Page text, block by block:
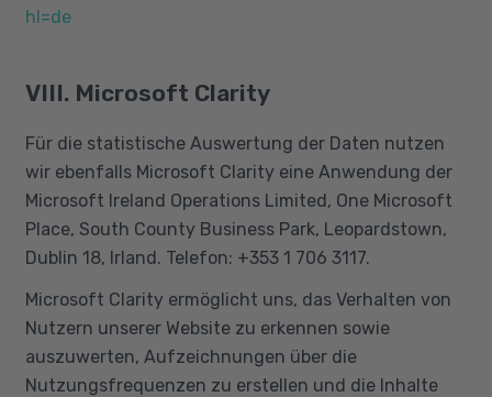
hl=de
VIII. Microsoft Clarity
Für die statistische Auswertung der Daten nutzen
wir ebenfalls Microsoft Clarity eine Anwendung der
Microsoft Ireland Operations Limited, One Microsoft
Place, South County Business Park, Leopardstown,
Dublin 18, Irland. Telefon: +353 1 706 3117.
Microsoft Clarity ermöglicht uns, das Verhalten von
Nutzern unserer Website zu erkennen sowie
auszuwerten, Aufzeichnungen über die
Nutzungsfrequenzen zu erstellen und die Inhalte